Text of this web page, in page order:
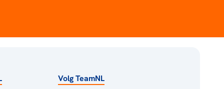
Volg TeamNL